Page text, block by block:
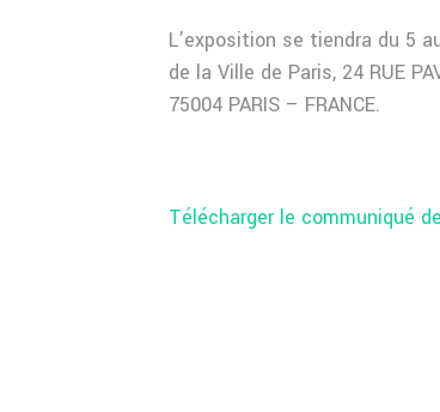
L’exposition se tiendra du 5
de la Ville de Paris, 24 RUE
75004 PARIS – FRANCE.
Télécharger le communiqué